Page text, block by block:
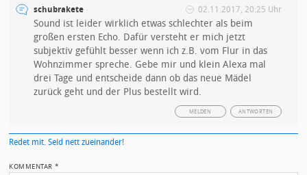
schubrakete 02.11.2017, 20:25 Uhr
Sound ist leider wirklich etwas schlechter als beim
großen ersten Echo. Dafür versteht er mich jetzt
subjektiv gefühlt besser wenn ich z.B. vom Flur in das
Wohnzimmer spreche. Gebe mir und klein Alexa mal
drei Tage und entscheide dann ob das neue Mädel
zurück geht und der Plus bestellt wird.
ANTWORTEN
MELDEN
Redet mit. Seid nett zueinander!
KOMMENTAR*